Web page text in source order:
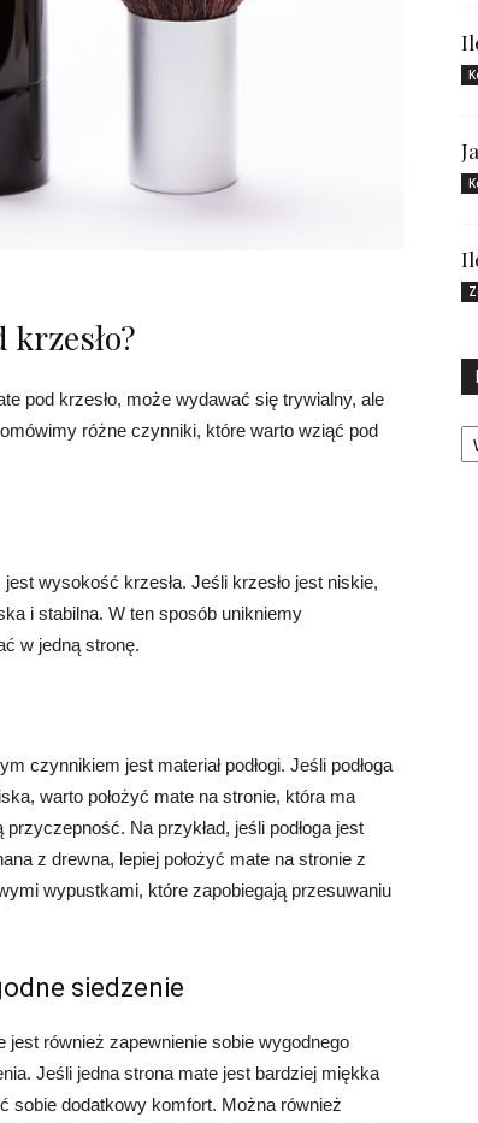
pod krzesło, może wydawać się trywialny, ale
różne czynniki, które warto wziąć pod
wysokość krzesła. Jeśli krzesło jest niskie,
i stabilna. W ten sposób unikniemy
w jedną stronę.
czynnikiem jest materiał podłogi. Jeśli podłoga
warto położyć mate na stronie, która ma
przyczepność. Na przykład, jeśli podłoga jest
z drewna, lepiej położyć mate na stronie z
wypustkami, które zapobiegają przesuwaniu
siedzenie
jest również zapewnienie sobie wygodnego
Jeśli jedna strona mate jest bardziej miękka
sobie dodatkowy komfort. Można również